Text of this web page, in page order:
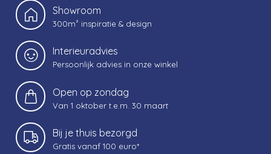
Showroom
300m² inspiratie & design
Interieuradvies
Persoonlijk advies in onze winkel
Open op zondag
Van 1 oktober t.e.m. 30 maart
Bij je thuis bezorgd
Gratis vanaf 100 euro*